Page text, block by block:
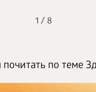
1 / 8
по теме